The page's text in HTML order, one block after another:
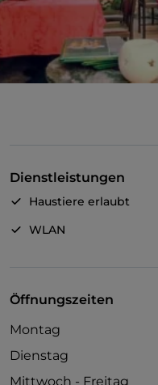
Dienstleistungen
Haustiere erlaubt
WLAN
Öffnungszeiten
Montag
Dienstag
Mittwoch - Freitag